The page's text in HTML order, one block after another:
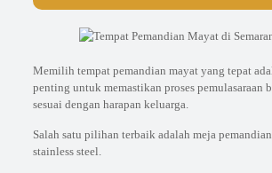
Memilih tempat pemandian mayat yang tepat
penting untuk memastikan proses pemulasaraan
sesuai dengan harapan keluarga.
Salah satu pilihan terbaik adalah meja
stainless steel.